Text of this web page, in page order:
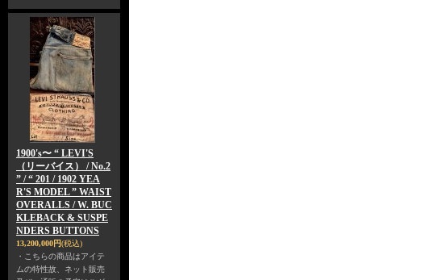
1900's〜 “ LEVI'S
（リーバイス） / No.2
” / “ 201 / 1902 YEA
R'S MODEL ” WAIST
OVERALLS / W. BUC
KLEBACK & SUSPE
NDERS BUTTONS
13,200,000円(税込)
・こちらの商品はアイテ
ムの特性故、ネット販売